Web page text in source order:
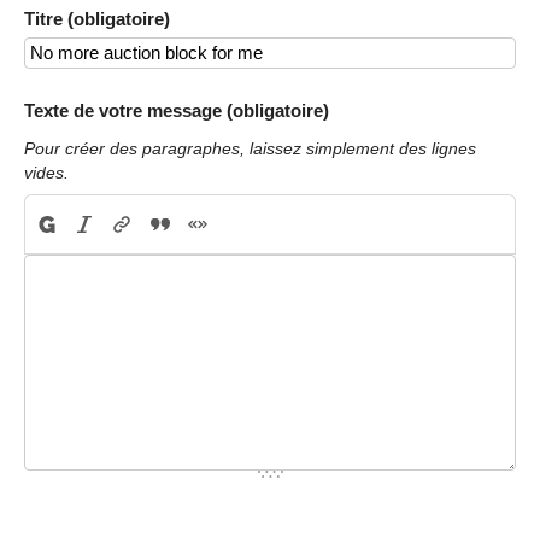
Titre (obligatoire)
Texte de votre message (obligatoire)
Pour créer des paragraphes, laissez simplement des lignes
vides.